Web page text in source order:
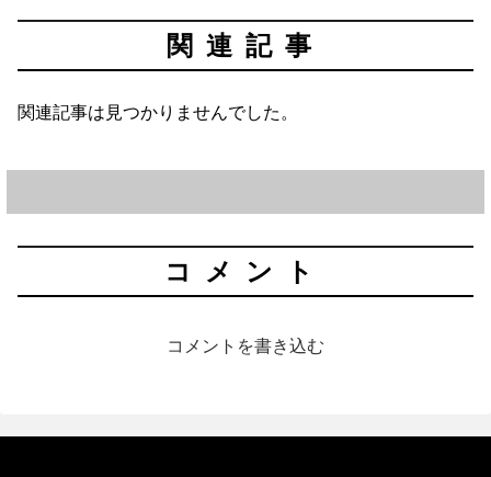
関連記事
関連記事は見つかりませんでした。
コメント
コメントを書き込む